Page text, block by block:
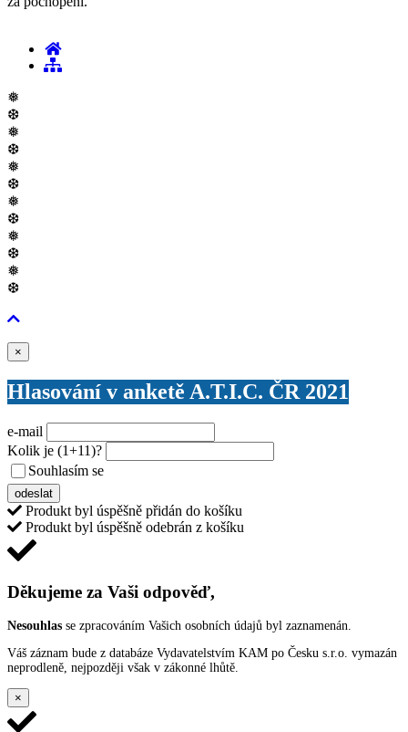
❅
❆
❅
❆
❅
❆
❅
❆
❅
❆
❅
❆
×
Hlasování v anketě A.T.I.C. ČR 2021
e-mail
Kolik je (1+11)?
Souhlasím se
odeslat
Produkt byl úspěšně přidán do košíku
Produkt byl úspěšně odebrán z košíku
Děkujeme za Vaši odpověď,
Nesouhlas se zpracováním Vašich osobních údajů byl zaznamenán.
Váš záznam bude z databáze Vydavatelstvím KAM po Česku s.r.o. vymazán
neprodleně, nejpozději však v zákonné lhůtě.
×